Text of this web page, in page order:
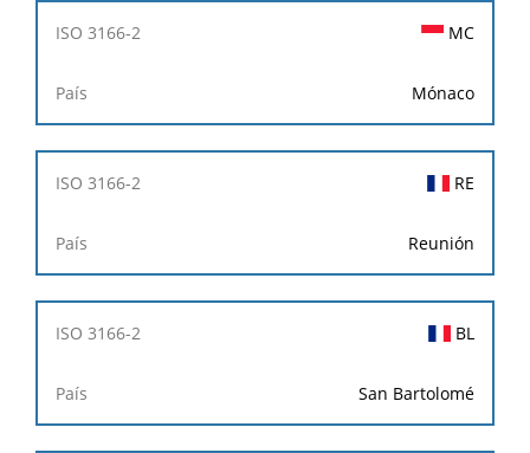
MC
Mónaco
RE
Reunión
BL
San Bartolomé